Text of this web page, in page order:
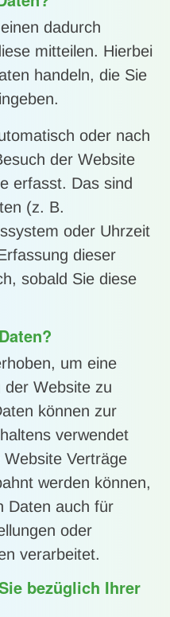
dadurch
mitteilen. Hierbei
handeln, die Sie
oder nach
der Website
erfasst. Das sind
(z. B.
oder Uhrzeit
dieser
sobald Sie diese
um eine
der Website zu
können zur
verwendet
Verträge
werden können,
Daten auch für
oder
verarbeitet.
bezüglich Ihrer